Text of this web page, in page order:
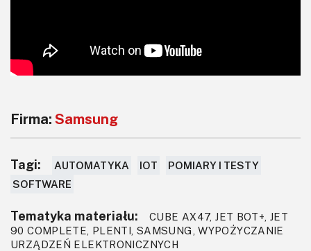
Firma: Samsung
Tagi: AUTOMATYKA IOT
POMIARY I TESTY
SOFTWARE
Tematyka materiału:
CUBE AX47, JET BOT+, JET
90 COMPLETE, PLENTI, SAMSUNG, WYPOŻYCZANIE
URZĄDZEŃ ELEKTRONICZNYCH